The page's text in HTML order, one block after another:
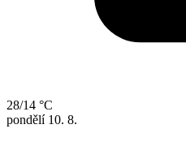
28/14 °C
pondělí 10. 8.